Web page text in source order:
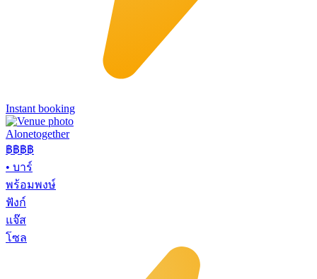
Instant booking
Alonetogether
฿฿฿฿
• บาร์
พร้อมพงษ์
ฟังก์
แจ๊ส
โซล